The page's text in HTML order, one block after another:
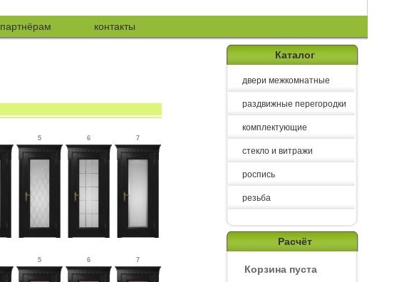
партнёрам контакты
Каталог
двери межкомнатные
раздвижные перегородки
комплектующие
стекло и витражи
роспись
резьба
Расчёт
Корзина пуста
5 6 7
5 6 7